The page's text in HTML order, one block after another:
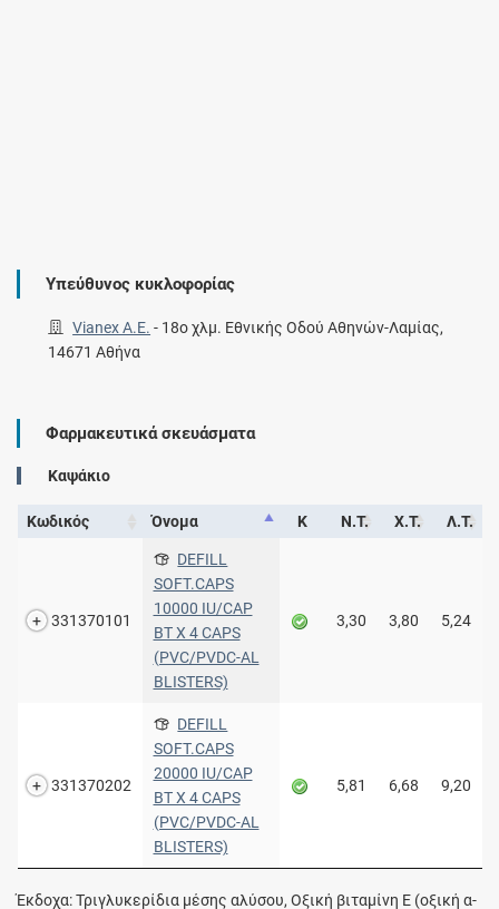
Υπεύθυνος κυκλοφορίας
Vianex A.E. - 18ο χλμ. Εθνικής Οδού Αθηνών-Λαμίας,
14671 Αθήνα
Φαρμακευτικά σκευάσματα
Καψάκιο
Κωδικός Όνομα Κ Ν.Τ. Χ.Τ. Λ.Τ.
331370101
DEFILL
SOFT.CAPS
10000 IU/CAP
BT X 4 CAPS
(PVC/PVDC-AL
BLISTERS)
3,30 3,80 5,24
331370202
DEFILL
SOFT.CAPS
20000 IU/CAP
BT X 4 CAPS
(PVC/PVDC-AL
BLISTERS)
5,81 6,68 9,20
Έκδοχα: Τριγλυκερίδια μέσης αλύσου, Οξική βιταμίνη E (οξική α-